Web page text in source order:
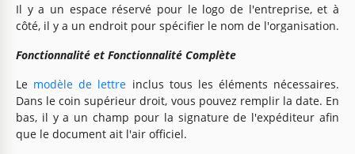
Il y a un espace réservé pour le logo de l'entreprise, et à
côté, il y a un endroit pour spécifier le nom de l'organisation.
Fonctionnalité et Fonctionnalité Complète
Le modèle de lettre inclus tous les éléments nécessaires.
Dans le coin supérieur droit, vous pouvez remplir la date. En
bas, il y a un champ pour la signature de l'expéditeur afin
que le document ait l'air officiel.